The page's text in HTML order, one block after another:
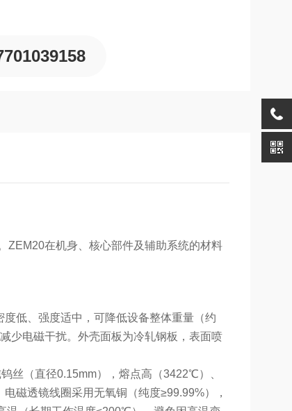
ZEM20在机身、核心部件及辅助系统的材料
低、强度适中，可降低设备整体重量（约
少电磁干扰。外壳面板为冷轧钢板，表面喷
丝（直径0.15mm），熔点高（3422℃）、
磁透镜线圈采用无氧铜（纯度≥99.99%），